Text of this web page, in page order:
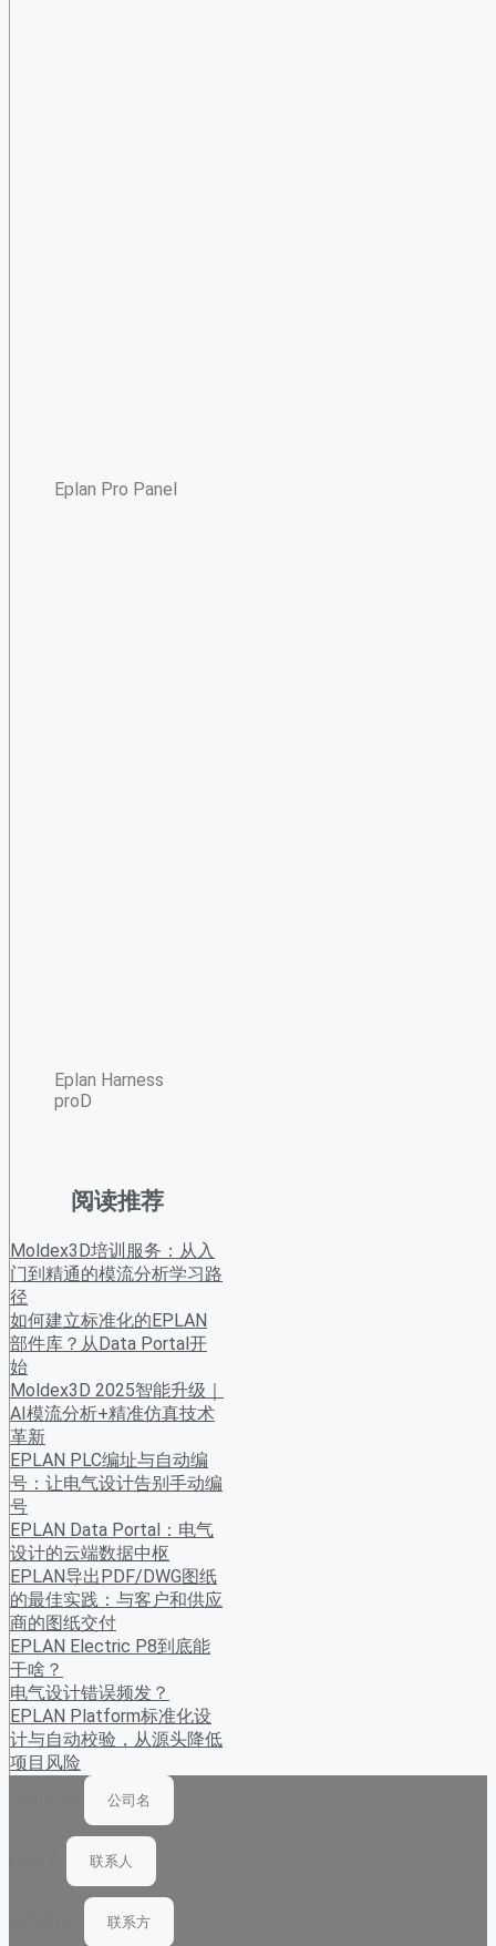
Eplan Pro Panel
Eplan Harness
proD
阅读推荐
Moldex3D培训服务：从入
门到精通的模流分析学习路
径
如何建立标准化的EPLAN
部件库？从Data Portal开
始
Moldex3D 2025智能升级｜
AI模流分析+精准仿真技术
革新
EPLAN PLC编址与自动编
号：让电气设计告别手动编
号
EPLAN Data Portal：电气
设计的云端数据中枢
EPLAN导出PDF/DWG图纸
的最佳实践：与客户和供应
商的图纸交付
EPLAN Electric P8到底能
干啥？
电气设计错误频发？
EPLAN Platform标准化设
计与自动校验，从源头降低
项目风险